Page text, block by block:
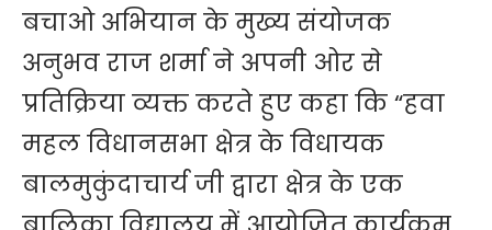
बचाओ अभियान के मुख्य संयोजक
अनुभव राज शर्मा ने अपनी ओर से
प्रतिक्रिया व्यक्त करते हुए कहा कि “हवा
महल विधानसभा क्षेत्र के विधायक
बालमुकुंदाचार्य जी द्वारा क्षेत्र के एक